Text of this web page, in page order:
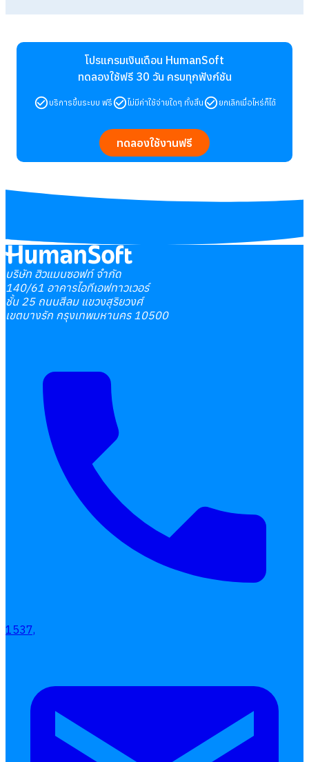
โปรแกรมเงินเดือน HumanSoft
ทดลองใช้ฟรี 30 วัน ครบทุกฟังก์ชัน
บริการขึ้นระบบ ฟรี ไม่มีค่าใช้จ่ายใดๆ ทั้งสิ้น ยกเลิกเมื่อไหร่ก็ได้
ทดลองใช้งานฟรี
บริษัท ฮิวแมนซอฟท์ จำกัด
140/61 อาคารไอทีเอฟทาวเวอร์
ชั้น 25 ถนนสีลม แขวงสุริยวงศ์
เขตบางรัก กรุงเทพมหานคร 10500
1537,